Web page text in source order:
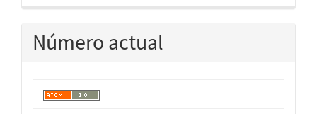
Número actual